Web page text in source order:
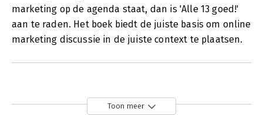
marketing op de agenda staat, dan is 'Alle 13 goed!'
aan te raden. Het boek biedt de juiste basis om online
marketing discussie in de juiste context te plaatsen.
Toon meer